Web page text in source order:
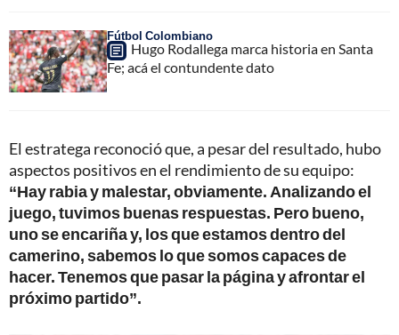
Fútbol Colombiano
Hugo Rodallega marca historia en Santa
Fe; acá el contundente dato
El estratega reconoció que, a pesar del resultado, hubo
aspectos positivos en el rendimiento de su equipo:
“Hay rabia y malestar, obviamente. Analizando el
juego, tuvimos buenas respuestas. Pero bueno,
uno se encariña y, los que estamos dentro del
camerino, sabemos lo que somos capaces de
hacer. Tenemos que pasar la página y afrontar el
próximo partido”.